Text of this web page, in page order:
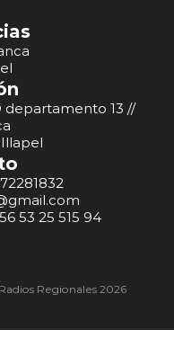
departamento 13 //
Illapel
53 25 515 94
Regionales 2026